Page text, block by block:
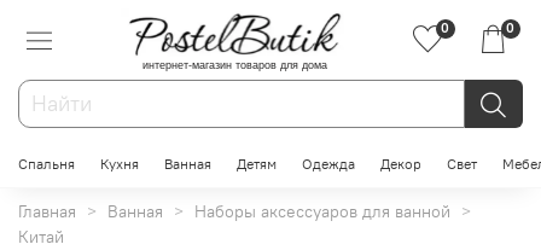
интернет-магазин товаров для дома
0 0
Спальня Кухня Ванная Детям Одежда Декор Свет
Главная Ванная
Наборы аксессуаров для ванной
Китай